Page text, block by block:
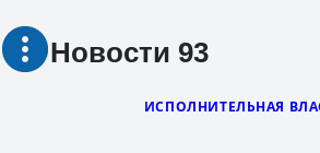
Перейти
Новости 93
ИСПОЛНИТЕЛЬНАЯ